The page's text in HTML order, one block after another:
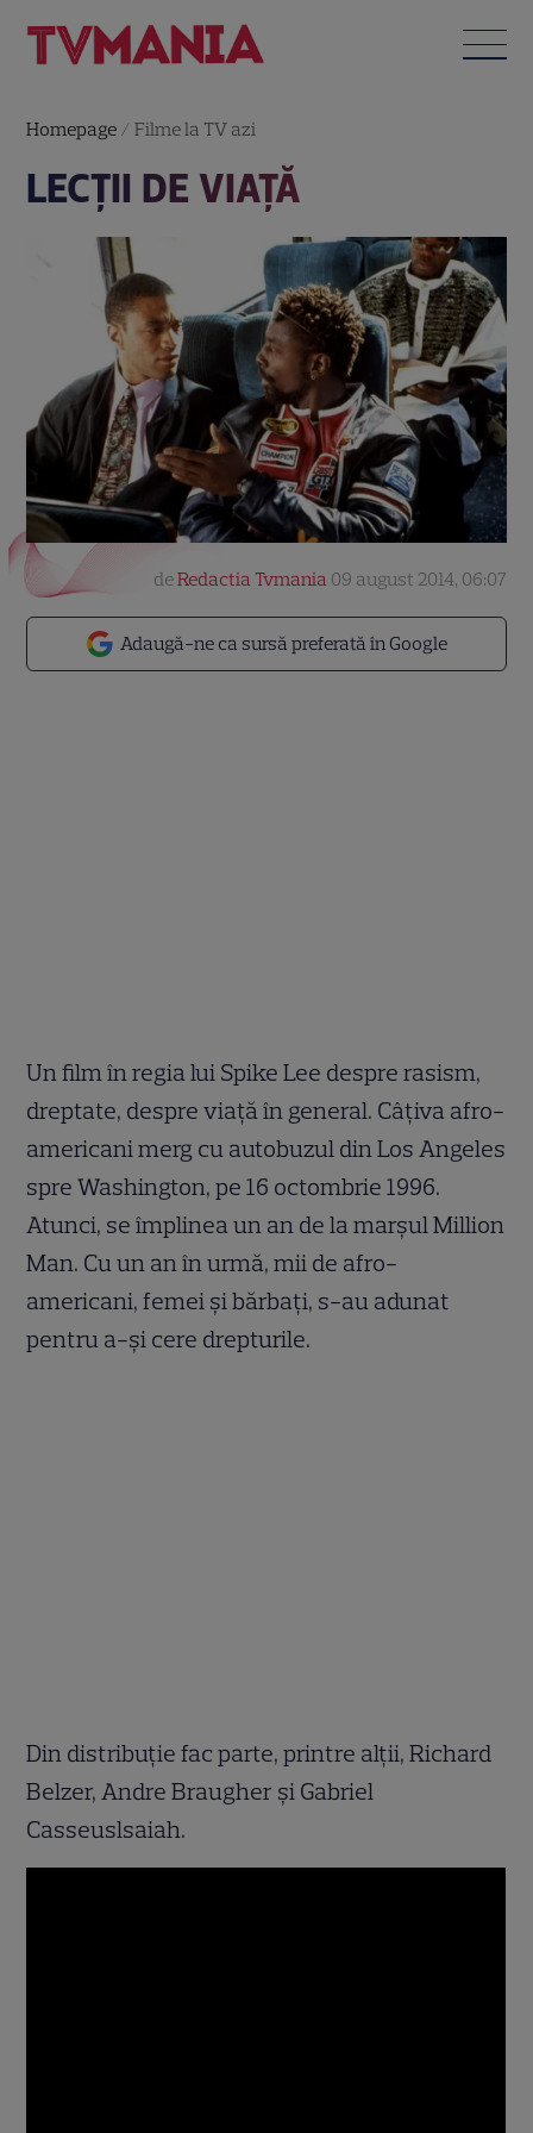
Homepage /Filme la TV azi
LECŢII DE VIAŢĂ
Adaugă-ne ca sursă preferată în Google
deRedactia Tvmania 09 august 2014, 06:07
Un film în regia lui Spike Lee despre rasism,
dreptate, despre viaţă în general. Câţiva afro-
americani merg cu autobuzul din Los Angeles
spre Washington, pe 16 octombrie 1996.
Atunci, se împlinea un an de la marşul Million
Man. Cu un an în urmă, mii de afro-
americani, femei şi bărbaţi, s-au adunat
pentru a-şi cere drepturile.
Din distribuţie fac parte, printre alţii, Richard
Belzer, Andre Braugher şi Gabriel
Casseuslsaiah.